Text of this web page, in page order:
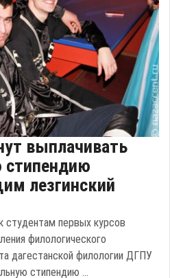
выплачивать
стипендию
лезгинский
студентам первых курсов
филологического
дагестанской филологии ДГПУ
стипендию ...